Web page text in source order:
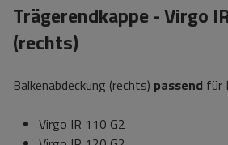
Trägerendkappe - Virgo
(rechts)
Balkenabdeckung (rechts) passend für
Virgo IR 110 G2